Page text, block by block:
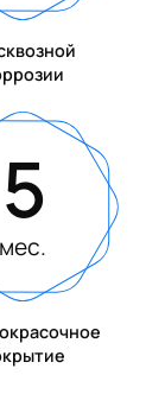
5
мес.